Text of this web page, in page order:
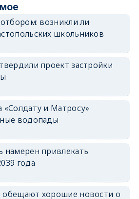
возникли ли
школьников
проект застройки
«Солдату и Матросу»
водопады
намерен привлекать
года
обещают хорошие новости о